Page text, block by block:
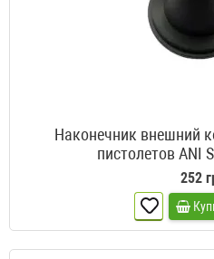
Наконечник внешний
пистолетов ANI
252